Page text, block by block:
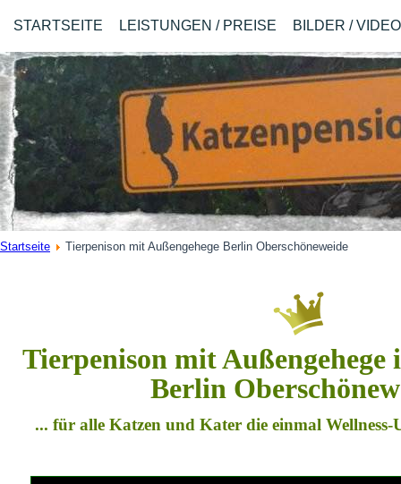
STARTSEITE LEISTUNGEN / PREISE BILDER /
Startseite Tierpenison mit Außengehege Berlin Oberschöneweide
Tierpenison mit Außengehege
Berlin
... für alle Katzen und Kater die einmal